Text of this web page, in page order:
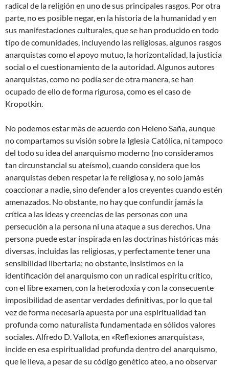
radical de la religión en uno de sus principales rasgos. Por otra
parte, no es posible negar, en la historia de la humanidad y en
sus manifestaciones culturales, que se han producido en todo
tipo de comunidades, incluyendo las religiosas, algunos rasgos
anarquistas como el apoyo mutuo, la horizontalidad, la justicia
social o el cuestionamiento de la autoridad. Algunos autores
anarquistas, como no podía ser de otra manera, se han
ocupado de ello de forma rigurosa, como es el caso de
Kropotkin.
No podemos estar más de acuerdo con Heleno Saña, aunque
no compartamos su visión sobre la Iglesia Católica, ni tampoco
del todo su idea del anarquismo moderno (no consideramos
tan circunstancial su ateísmo), cuando considera que los
anarquistas deben respetar la fe religiosa y, no solo jamás
coaccionar a nadie, sino defender a los creyentes cuando estén
amenazados. No obstante, no hay que confundir jamás la
crítica a las ideas y creencias de las personas con una
persecución a la persona ni una ataque a sus derechos. Una
persona puede estar inspirada en las doctrinas históricas más
diversas, incluidas las religiosas, y perfectamente tener una
sensibilidad libertaria; no obstante, insistimos en la
identificación del anarquismo con un radical espíritu crítico,
con el libre examen, con la heterodoxia y con la consecuente
imposibilidad de asentar verdades definitivas, por lo que tal
vez de forma necesaria apuesta por una espiritualidad tan
profunda como naturalista fundamentada en sólidos valores
sociales. Alfredo D. Vallota, en «Reflexiones anarquistas»,
incide en esa espiritualidad profunda dentro del anarquismo,
que le lleva, a pesar de su código genético ateo, a no observar